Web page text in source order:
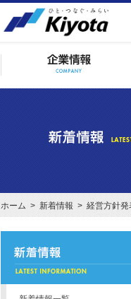
ホーム>新着情報> 経営方針発